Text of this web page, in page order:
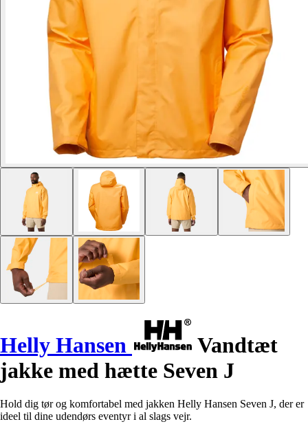
Helly Hansen
Vandtæt
jakke med hætte Seven J
Hold dig tør og komfortabel med jakken Helly Hansen Seven J, der er
ideel til dine udendørs eventyr i al slags vejr.